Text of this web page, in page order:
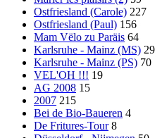
Ostfriesland (Carole) 227
Ostfriesland (Paul) 156
Mam Vëlo zu Paräis 64
Karlsruhe - Mainz (MS) 29
Karlsruhe - Mainz (PS) 70
VEL'OH !!! 19
AG 2008 15
2007 215
Bei de Bio-Baueren 4
De Fritures-Tour 8